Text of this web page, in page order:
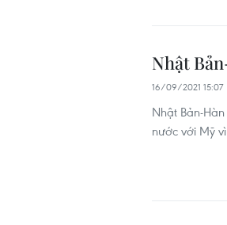
Nhật
16/09/2021 15:07
Nhật Bản-
nước với Mỹ